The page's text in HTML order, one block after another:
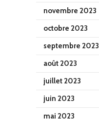
novembre 2023
octobre 2023
septembre 2023
août 2023
juillet 2023
juin 2023
mai 2023